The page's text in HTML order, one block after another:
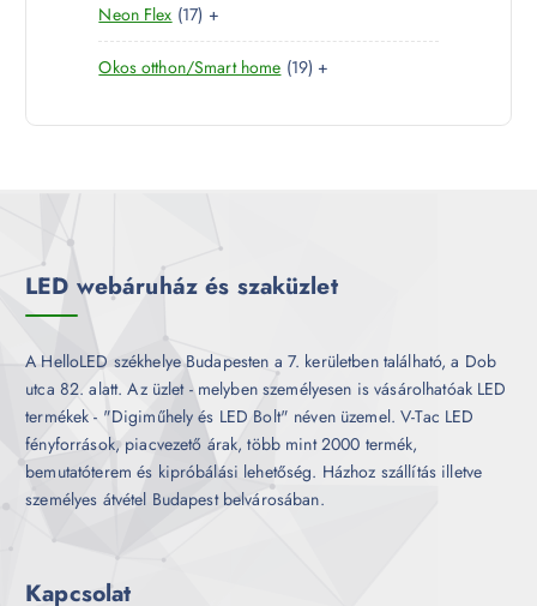
k
m
e
r
é
Neon Flex 171
7
t
r
+
Okos otthon/Smart home 191
t
+
LED webáruház és szaküzlet
A HelloLED székhelye Budapesten a 7. kerületben található, a Dob
utca 82. alatt. Az üzlet - melyben személyesen is vásárolhatóak LED
termékek - "Digiműhely és LED Bolt" néven üzemel. V-Tac LED
fényforrások, piacvezető árak, több mint 2000 termék,
bemutatóterem és kipróbálási lehetőség. Házhoz szállítás illetve
személyes átvétel Budapest belvárosában.
Kapcsolat